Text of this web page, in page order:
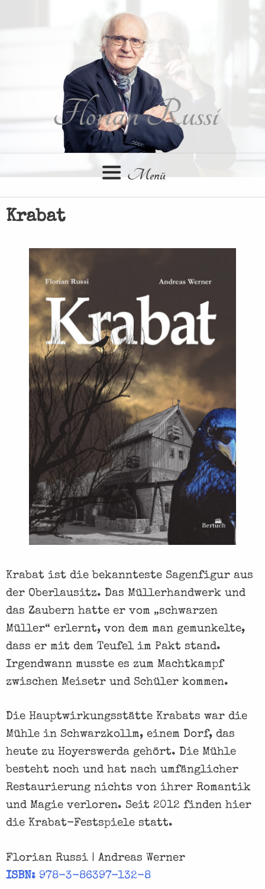
Florian Russi
Menü
Krabat
Krabat ist die bekannteste Sagenfigur aus
der Oberlausitz. Das Müllerhandwerk und
das Zaubern hatte er vom „schwarzen
Müller“ erlernt, von dem man gemunkelte,
dass er mit dem Teufel im Pakt stand.
Irgendwann musste es zum Machtkampf
zwischen Meisetr und Schüler kommen.
Die Hauptwirkungsstätte Krabats war die
Mühle in Schwarzkollm, einem Dorf, das
heute zu Hoyerswerda gehört. Die Mühle
besteht noch und hat nach umfänglicher
Restaurierung nichts von ihrer Romantik
und Magie verloren. Seit 2012 finden hier
die Krabat-Festspiele statt.
Florian Russi | Andreas Werner
ISBN: 978-3-86397-132-8